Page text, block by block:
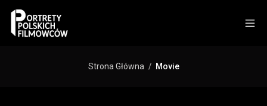
Strona Główna Movie